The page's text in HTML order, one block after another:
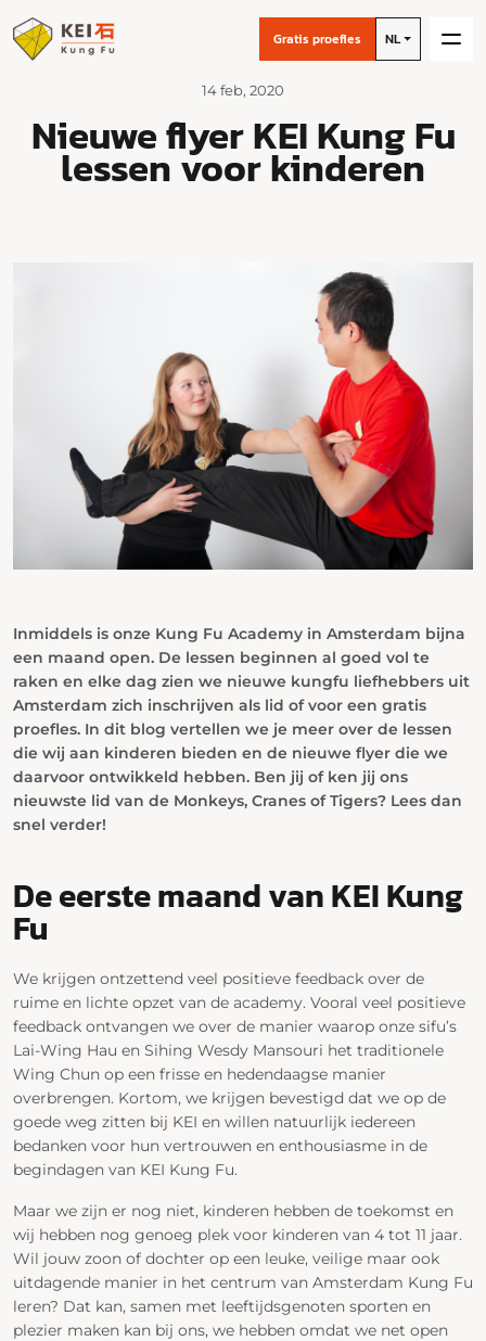
Gratis proefles NL
14 feb, 2020
Nieuwe flyer KEI Kung Fu
lessen voor kinderen
Inmiddels is onze Kung Fu Academy in Amsterdam bijna
een maand open. De lessen beginnen al goed vol te
raken en elke dag zien we nieuwe kungfu liefhebbers uit
Amsterdam zich inschrijven als lid of voor een gratis
proefles. In dit blog vertellen we je meer over de lessen
die wij aan kinderen bieden en de nieuwe flyer die we
daarvoor ontwikkeld hebben. Ben jij of ken jij ons
nieuwste lid van de Monkeys, Cranes of Tigers? Lees dan
snel verder!
De eerste maand van KEI Kung
Fu
We krijgen ontzettend veel positieve feedback over de
ruime en lichte opzet van de academy. Vooral veel positieve
feedback ontvangen we over de manier waarop onze sifu’s
Lai-Wing Hau en Sihing Wesdy Mansouri het traditionele
Wing Chun op een frisse en hedendaagse manier
overbrengen. Kortom, we krijgen bevestigd dat we op de
goede weg zitten bij KEI en willen natuurlijk iedereen
bedanken voor hun vertrouwen en enthousiasme in de
begindagen van KEI Kung Fu.
Maar we zijn er nog niet, kinderen hebben de toekomst en
wij hebben nog genoeg plek voor kinderen van 4 tot 11 jaar.
Wil jouw zoon of dochter op een leuke, veilige maar ook
uitdagende manier in het centrum van Amsterdam Kung Fu
leren? Dat kan, samen met leeftijdsgenoten sporten en
plezier maken kan bij ons, we hebben omdat we net open